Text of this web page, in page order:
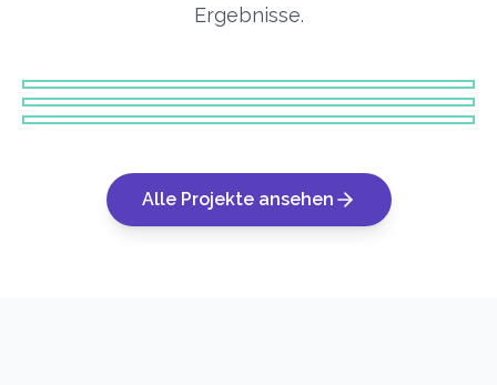
Ergebnisse.
★HIGHLIGHT
★HIGHLIGHT
Alle Projekte ansehen